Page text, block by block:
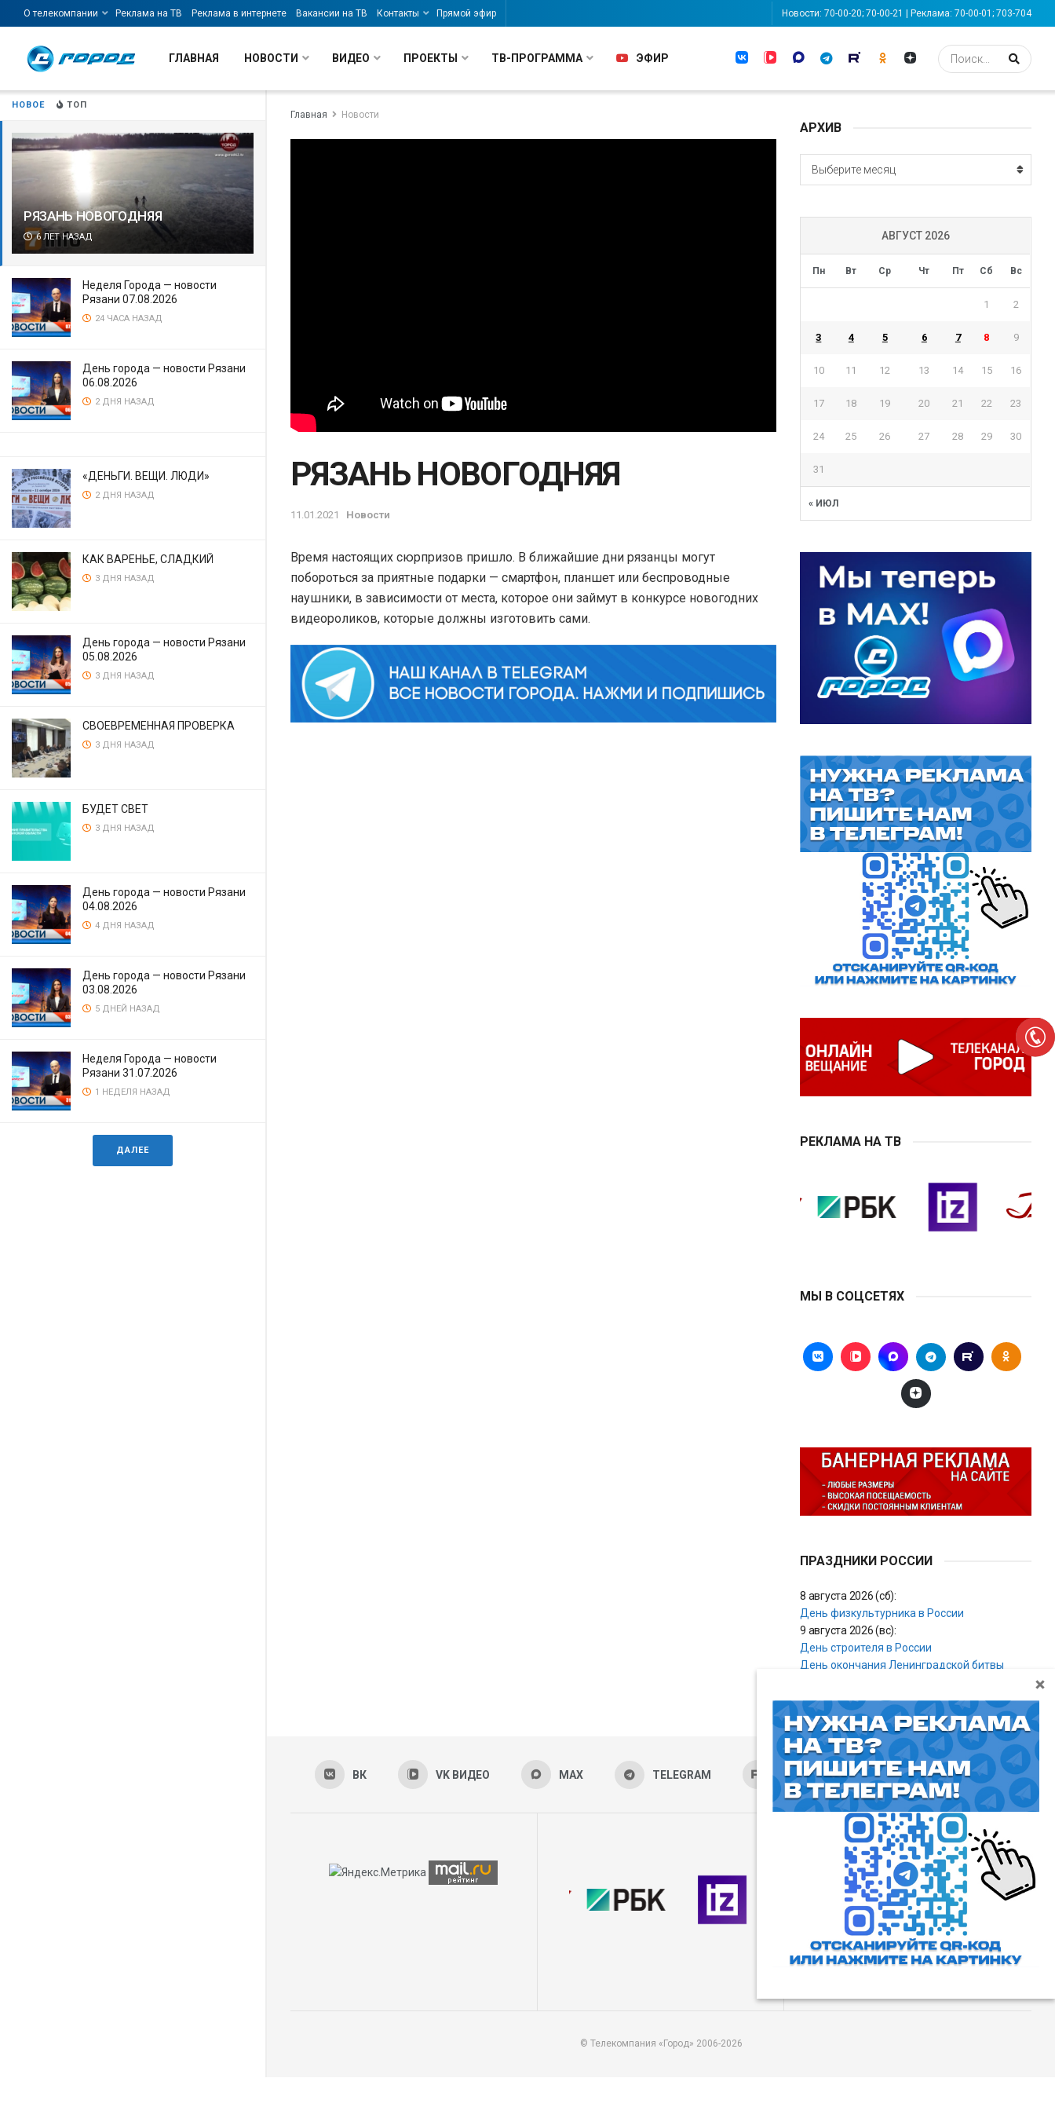
НОВОЕ ТОП
РЯЗАНЬ НОВОГОДНЯЯ
6 ЛЕТ НАЗАД
Неделя Города — новости
Рязани 07.08.2026
24 ЧАСА НАЗАД
День города — новости Рязани
06.08.2026
2 ДНЯ НАЗАД
«ДЕНЬГИ. ВЕЩИ. ЛЮДИ»
2 ДНЯ НАЗАД
КАК ВАРЕНЬЕ, СЛАДКИЙ
3 ДНЯ НАЗАД
День города — новости Рязани
05.08.2026
3 ДНЯ НАЗАД
СВОЕВРЕМЕННАЯ ПРОВЕРКА
3 ДНЯ НАЗАД
БУДЕТ СВЕТ
3 ДНЯ НАЗАД
День города — новости Рязани
04.08.2026
4 ДНЯ НАЗАД
День города — новости Рязани
03.08.2026
5 ДНЕЙ НАЗАД
Неделя Города — новости
Рязани 31.07.2026
1 НЕДЕЛЯ НАЗАД
ДАЛЕЕ
О телекомпании Реклама на ТВ Реклама в интернете Вакансии на ТВ Контакты Прямой эфир Новости: 70-00-20; 70-00-21 | Реклама: 70-00-01; 703-704
ГЛАВНАЯ НОВОСТИ ВИДЕО ПРОЕКТЫ ТВ-ПРОГРАММА ЭФИР
Главная Новости
РЯЗАНЬ НОВОГОДНЯЯ
11.01.2021 Новости
Время настоящих сюрпризов пришло. В ближайшие дни рязанцы могут
побороться за приятные подарки — смартфон, планшет или беспроводные
наушники, в зависимости от места, которое они займут в конкурсе новогодних
видеороликов, которые должны изготовить сами.
АРХИВ
АРХИВ
Выберите месяц
АВГУСТ 2026
Пн Вт Ср Чт Пт Сб Вс
« ИЮЛ
1 2
3 4 5 6 7 8 9
10 11 12 13 14 15 16
17 18 19 20 21 22 23
24 25 26 27 28 29 30
31
РЕКЛАМА НА ТВ
МЫ В СОЦСЕТЯХ
ПРАЗДНИКИ РОССИИ
8 августа 2026 (сб):
День физкультурника в России
9 августа 2026 (вс):
День строителя в России
День окончания Ленинградской битвы
ВК VK ВИДЕО MAX TELEGRAM RUTUBE ОК ДЗЕН
Пользовательское соглашение
Все права защищены. Любое
использование материалов
допускается только с согласия
редакции, а также с ссылкой на
сайт.
© Телекомпания «Город» 2006-2026